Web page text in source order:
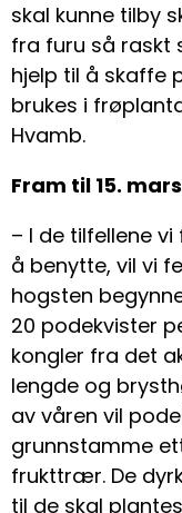
skal kunne tilby
fra furu så raskt
hjelp til å skaffe
brukes i
Hvamb.
Fram til 15. mars
– I de tilfellene
å benytte, vil vi
hogsten
20 podekvister
kongler fra det
lengde og
av våren vil
grunnstamme
frukttrær. De
til de skal